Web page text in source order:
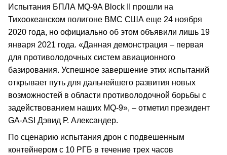
Испытания БПЛА MQ-9A Block II прошли на
Тихоокеанском полигоне ВМС США еще 24 ноября
2020 года, но официально об этом объявили лишь 19
января 2021 года. «Данная демонстрация – первая
для противолодочных систем авиационного
базирования. Успешное завершение этих испытаний
открывает путь для дальнейшего развития новых
возможностей в области противолодочной борьбы с
задействованием наших MQ-9», – отметил президент
GA-ASI Дэвид Р. Александер.
По сценарию испытания дрон с подвешенным
контейнером с 10 РГБ в течение трех часов